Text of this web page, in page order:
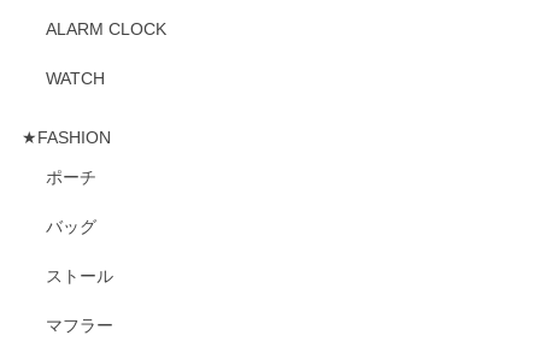
ALARM CLOCK
WATCH
★FASHION
ポーチ
バッグ
ストール
マフラー